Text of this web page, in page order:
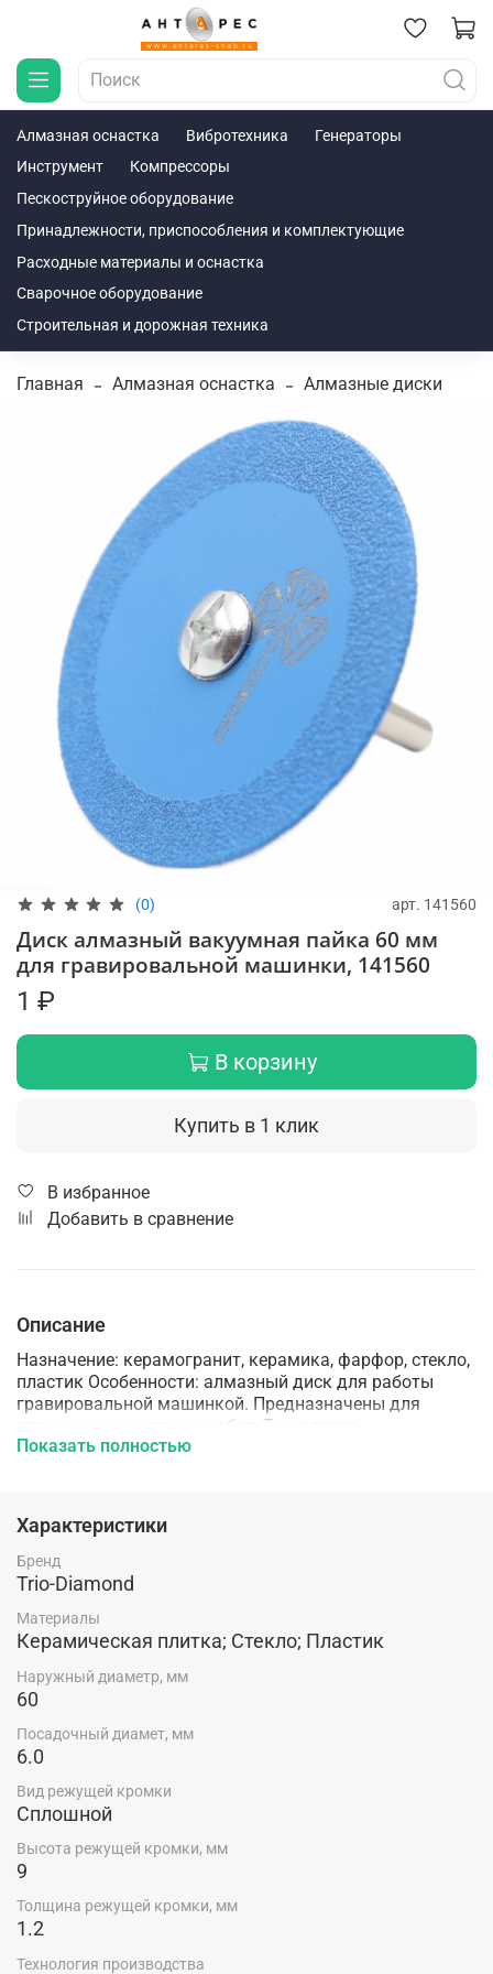
Алмазная оснастка Вибротехника
Генераторы
Инструмент
Компрессоры
Пескоструйное оборудование
Принадлежности, приспособления и комплектующие
Расходные материалы и оснастка
Сварочное оборудование
Строительная и дорожная техника
Главная Алмазная оснастка Алмазные диски
(0) арт. 141560
Диск алмазный вакуумная пайка 60 мм
для гравировальной машинки, 141560
1 ₽
В корзину
Купить в 1 клик
В избранное
Добавить в сравнение
Описание
Назначение: керамогранит, керамика, фарфор, стекло,
пластик Особенности: алмазный диск для работы
гравировальной машинкой. Предназначены для
отрезных и зачистных работ. Технология
производства: Вакуумная пайка
Показать полностью
Характеристики
Бренд
Trio-Diamond
Материалы
Керамическая плитка; Стекло; Пластик
Наружный диаметр, мм
60
Посадочный диамет, мм
6.0
Вид режущей кромки
Сплошной
Высота режущей кромки, мм
9
Толщина режущей кромки, мм
1.2
Технология производства